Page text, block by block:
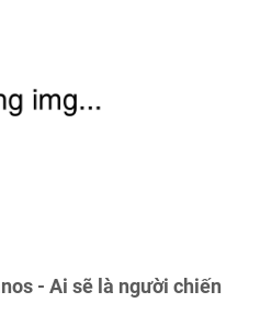
- Ai sẽ là người chiến